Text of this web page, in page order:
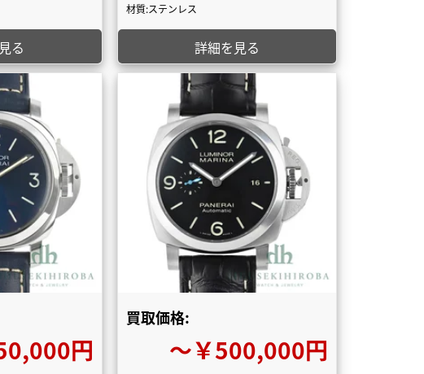
る
材質:ステンレス
詳細を見る
円
買取価格:
〜￥500,000円